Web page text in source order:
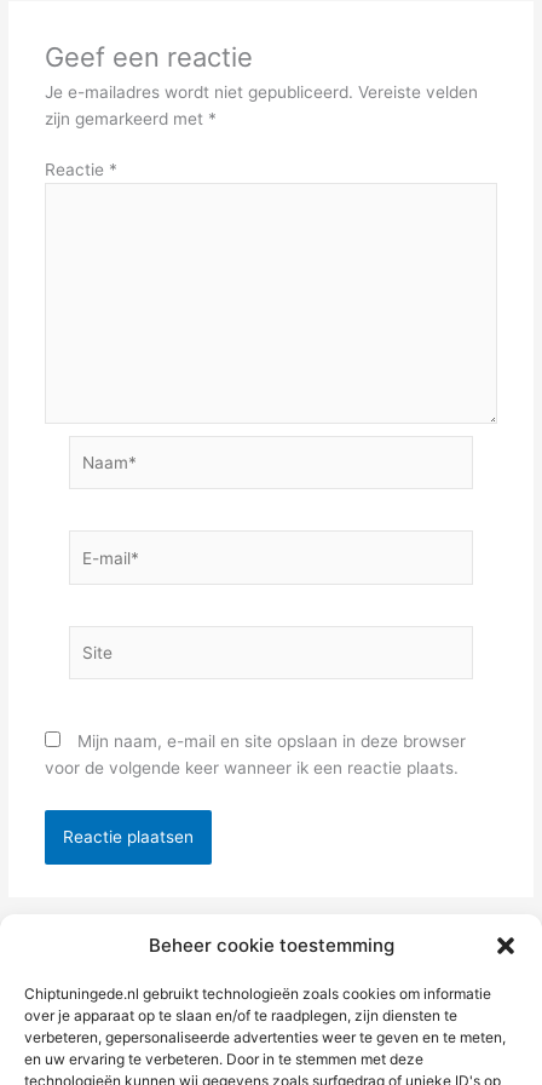
Beheer cookie toestemming
Chiptuningede.nl gebruikt technologieën zoals cookies om informatie
over je apparaat op te slaan en/of te raadplegen, zijn diensten te
verbeteren, gepersonaliseerde advertenties weer te geven en te meten,
en uw ervaring te verbeteren. Door in te stemmen met deze
technologieën kunnen wij gegevens zoals surfgedrag of unieke ID's op
Geef een reactie
Je e-mailadres wordt niet gepubliceerd. Vereiste velden
zijn gemarkeerd met *
Reactie *
mail*
Mijn naam, e-mail en site opslaan in deze browser
voor de volgende keer wanneer ik een reactie plaats.